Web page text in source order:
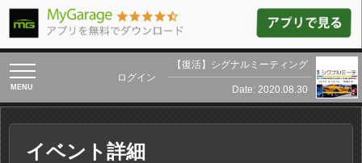
toggle
navigation
ログイン
【復活】シグナルミーティング
Date: 2020.08.30
イベント詳細